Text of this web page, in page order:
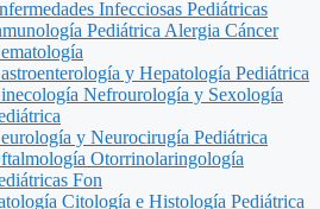
Infecciosas Pediátricas
Pediátrica Alergia Cáncer
y Hepatología Pediátrica
Nefrourología y Sexología
y Neurocirugía Pediátrica
Otorrinolaringología
Fon
Citología e Histología Pediátrica